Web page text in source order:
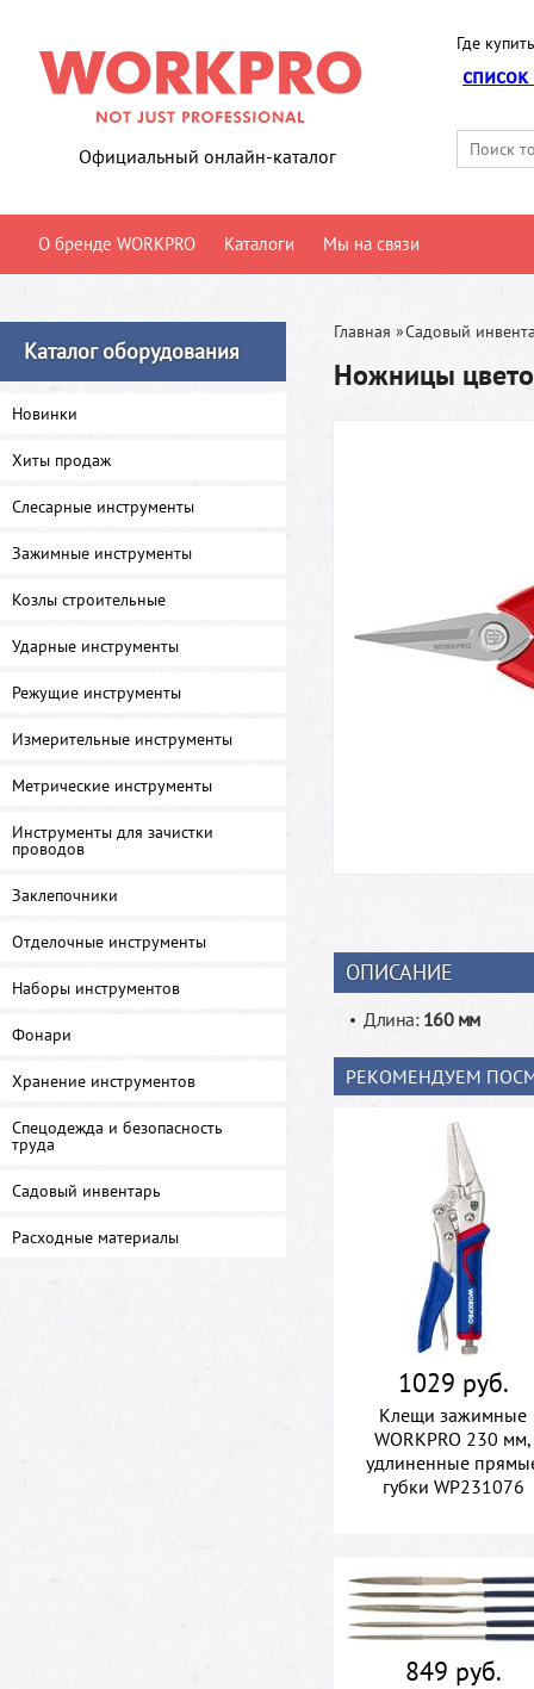
Официальный онлайн-каталог
Где
О бренде WORKPRO Каталоги Мы на связи
Каталог оборудования
Новинки
Хиты продаж
Слесарные инструменты
Зажимные инструменты
Козлы строительные
Ударные инструменты
Режущие инструменты
Измерительные инструменты
Метрические инструменты
Инструменты для зачистки
проводов
Заклепочники
Отделочные инструменты
Наборы инструментов
Фонари
Хранение инструментов
Спецодежда и безопасность
труда
Садовый инвентарь
Расходные материалы
Главная »Садовый
Ножницы
ОПИСАНИЕ
Длина: 160 мм
РЕКОМЕНДУЕМ
1029 руб.
Клещи зажимные
WORKPRO 230 мм,
удлиненные
губки WP231076
849 руб.